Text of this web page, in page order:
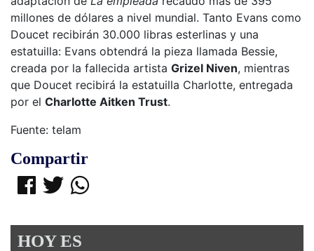
millones de dólares a nivel mundial. Tanto Evans como
Doucet recibirán 30.000 libras esterlinas y una
estatuilla: Evans obtendrá la pieza llamada Bessie,
creada por la fallecida artista Grizel Niven, mientras
que Doucet recibirá la estatuilla Charlotte, entregada
por el Charlotte Aitken Trust.
Fuente: telam
Compartir
HOY ES